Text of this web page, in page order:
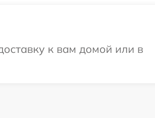
к вам домой или в